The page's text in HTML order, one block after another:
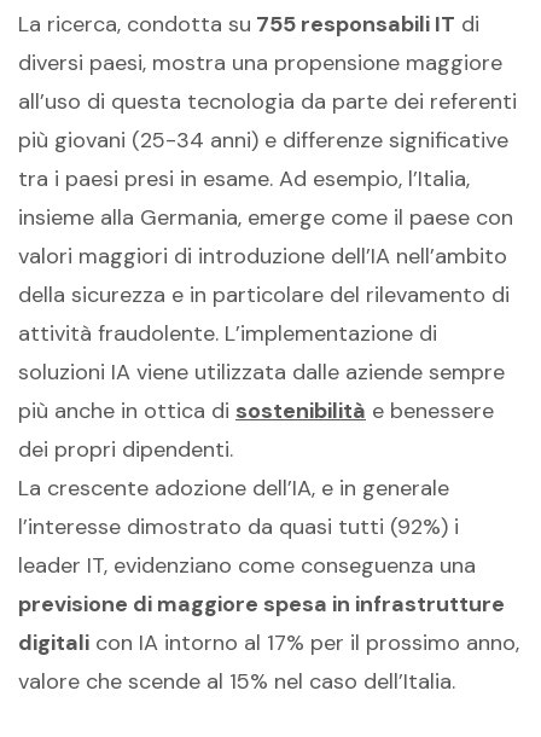
La ricerca, condotta su 755 responsabili IT di
diversi paesi, mostra una propensione maggiore
all’uso di questa tecnologia da parte dei referenti
più giovani (25-34 anni) e differenze significative
tra i paesi presi in esame. Ad esempio, l’Italia,
insieme alla Germania, emerge come il paese con
valori maggiori di introduzione dell’IA nell’ambito
della sicurezza e in particolare del rilevamento di
attività fraudolente. L’implementazione di
soluzioni IA viene utilizzata dalle aziende sempre
più anche in ottica di sostenibilità e benessere
dei propri dipendenti.
La crescente adozione dell’IA, e in generale
l’interesse dimostrato da quasi tutti (92%) i
leader IT, evidenziano come conseguenza una
previsione di maggiore spesa in infrastrutture
digitali con IA intorno al 17% per il prossimo anno,
valore che scende al 15% nel caso dell’Italia.